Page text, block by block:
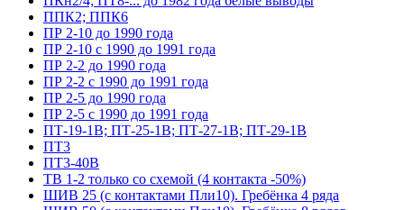
ППК2; ППК6
ПР 2-10 до 1990 года
ПР 2-10 с 1990 до 1991 года
ПР 2-2 до 1990 года
ПР 2-2 с 1990 до 1991 года
ПР 2-5 до 1990 года
ПР 2-5 с 1990 до 1991 года
ПТ-19-1В; ПТ-25-1В; ПТ-27-1В; ПТ-29-1В
ПТ3
ПТ3-40В
ТВ 1-2 только со схемой (4 контакта -50%)
ШИВ 25 (с контактами Пли10). Гребёнка 4 ряда